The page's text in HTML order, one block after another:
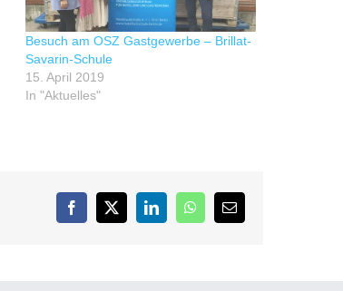
Besuch am OSZ Gastgewerbe – Brillat-
Savarin-Schule
15. April 2019
In "Aktuelles"
Facebook
X LinkedInWhatsApp
E-